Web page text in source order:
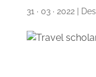
31 · 03 · 2022|